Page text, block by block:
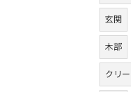
玄関
木部
クリ